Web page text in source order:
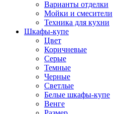
Варианты отделки
Мойки и смесители
Техника для кухни
Шкафы-купе
Цвет
Коричневые
Серые
Темные
Черные
Светлые
Белые шкафы-купе
Венге